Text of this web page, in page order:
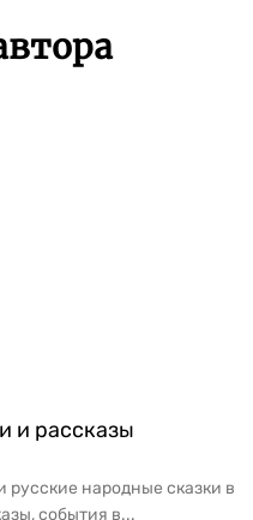
и рассказы
народные сказки в
события в...